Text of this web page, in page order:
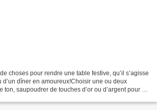
choses pour rendre une table festive, qu’il s’agisse
d’un dîner en amoureux!Choisir une ou deux
saupoudrer de touches d’or ou d’argent pour le